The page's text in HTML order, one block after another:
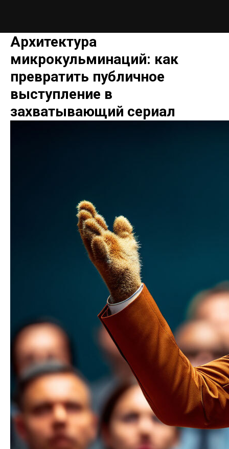
Архитектура
микрокульминаций: как
превратить публичное
выступление в
захватывающий сериал